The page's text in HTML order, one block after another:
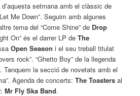
setmana amb el clàssic de
Let Me Down”. Seguim amb algunes
tema del “Come Shine” de Drop
On” és el darrer LP deThe
Open Season i el seu treball titulat
rock”. “Ghetto Boy” de la llegenda
. Tanquem la secció de novetats amb el
Agenda de concerts:The Toasters al
Mr Fly Ska Band.